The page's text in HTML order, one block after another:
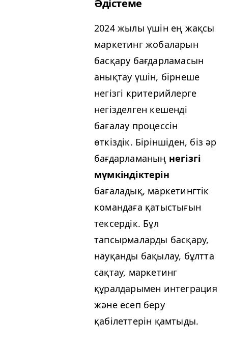
Әдістеме
2024 жылы үшін ең жақсы
маркетинг жобаларын
басқару бағдарламасын
анықтау үшін, бірнеше
негізгі критерийлерге
негізделген кешенді
бағалау процессін
өткіздік. Біріншіден, біз әр
бағдарламаның негізгі
мүмкіндіктерін
бағаладық, маркетингтік
командаға қатыстығын
тексердік. Бұл
тапсырмаларды басқару,
науқанды бақылау, бұлтта
сақтау, маркетинг
құралдарымен интеграция
және есеп беру
қабілеттерін қамтыды.